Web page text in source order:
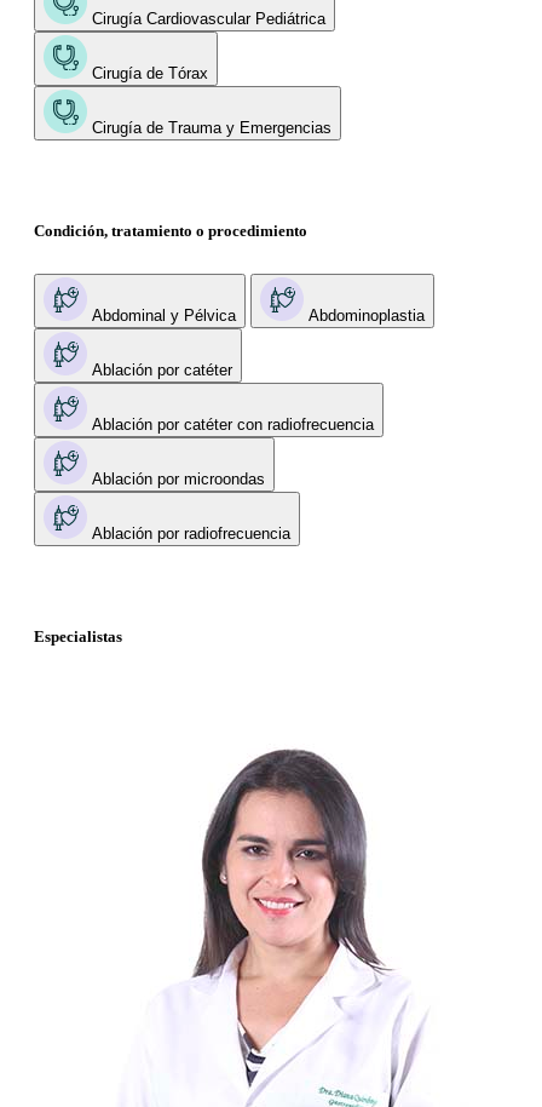
Cirugía Cardiovascular Pediátrica
Cirugía de Tórax
Cirugía de Trauma y Emergencias
Condición, tratamiento o procedimiento
Abdominal y Pélvica Abdominoplastia
Ablación por catéter
Ablación por catéter con radiofrecuencia
Ablación por microondas
Ablación por radiofrecuencia
Especialistas